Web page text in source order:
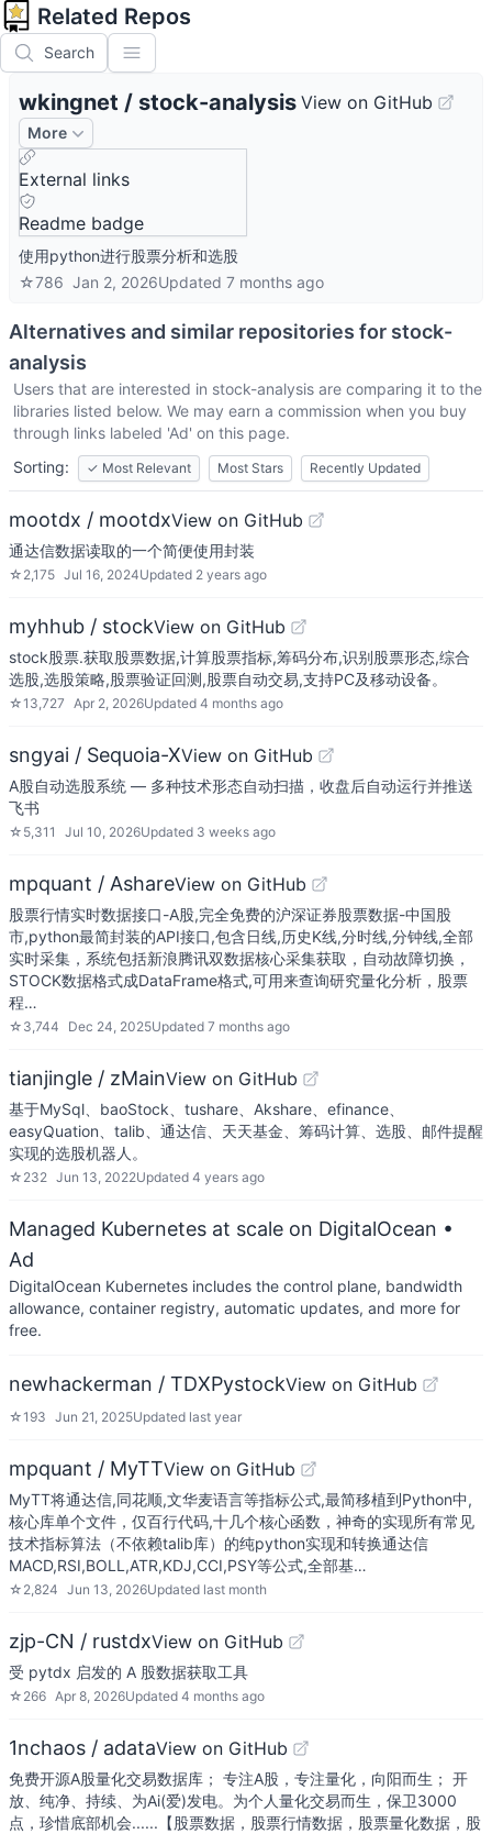
Related Repos
Search
wkingnet / stock-analysis View on GitHub
More
External links
Readme badge
使用python进行股票分析和选股
☆786 Jan 2, 2026Updated 7 months ago
Alternatives and similar repositories for stock-
analysis
Users that are interested in stock-analysis are comparing it to the
libraries listed below. We may earn a commission when you buy
through links labeled 'Ad' on this page.
Sorting:
✓ Most Relevant Most Stars Recently Updated
mootdx / mootdxView on GitHub
通达信数据读取的一个简便使用封装
☆ 2,175 Jul 16, 2024Updated 2 years ago
myhhub / stockView on GitHub
stock股票.获取股票数据,计算股票指标,筹码分布,识别股票形态,综合
选股,选股策略,股票验证回测,股票自动交易,支持PC及移动设备。
☆13,727 Apr 2, 2026Updated 4 months ago
sngyai / Sequoia-XView on GitHub
A股自动选股系统 — 多种技术形态自动扫描，收盘后自动运行并推送
飞书
☆ 5,311 Jul 10, 2026Updated 3 weeks ago
mpquant / AshareView on GitHub
股票行情实时数据接口-A股,完全免费的沪深证券股票数据-中国股
市,python最简封装的API接口,包含日线,历史K线,分时线,分钟线,全部
实时采集，系统包括新浪腾讯双数据核心采集获取，自动故障切换，
STOCK数据格式成DataFrame格式,可用来查询研究量化分析，股票
程…
☆ 3,744 Dec 24, 2025Updated 7 months ago
tianjingle / zMainView on GitHub
基于MySql、baoStock、tushare、Akshare、efinance、
easyQuation、talib、通达信、天天基金、筹码计算、选股、邮件提醒
实现的选股机器人。
☆ 232 Jun 13, 2022Updated 4 years ago
Managed Kubernetes at scale on DigitalOcean •
Ad
DigitalOcean Kubernetes includes the control plane, bandwidth
allowance, container registry, automatic updates, and more for
free.
newhackerman / TDXPystockView on GitHub
☆193 Jun 21, 2025Updated last year
mpquant / MyTTView on GitHub
MyTT将通达信,同花顺,文华麦语言等指标公式,最简移植到Python中,
核心库单个文件，仅百行代码,十几个核心函数，神奇的实现所有常见
技术指标算法（不依赖talib库）的纯python实现和转换通达信
MACD,RSI,BOLL,ATR,KDJ,CCI,PSY等公式,全部基…
☆ 2,824 Jun 13, 2026Updated last month
zjp-CN / rustdxView on GitHub
受 pytdx 启发的 A 股数据获取工具
☆ 266 Apr 8, 2026Updated 4 months ago
1nchaos / adataView on GitHub
免费开源A股量化交易数据库； 专注A股，专注量化，向阳而生； 开
放、纯净、持续、为Ai(爱)发电。为个人量化交易而生，保卫3000
点，珍惜底部机会......【股票数据，股票行情数据，股票量化数据，股